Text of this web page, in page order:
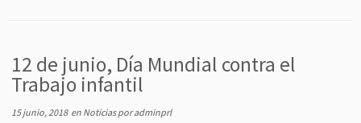
12 de junio, Día Mundial contra el
Trabajo infantil
15 junio, 2018en Noticiasporadminprl